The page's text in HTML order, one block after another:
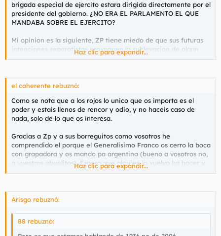
brigada especial de ejercito estara dirigida directamente por el
presidente del gobierno. ¿NO ERA EL PARLAMENTO EL QUE
MANDABA SOBRE EL EJERCITO?
Mi opinion es la siguiente, ZP tiene miedo de que sus futuras
intenciones separatistas provoquen la sublevacion de algun
militar y para evitarlo esta tomando posiciones y dominar el
La persecucion hacia la derecha se recrudece, el bolchevismo
tendremos que huir o luchar.
Mientras tanto el Rey duerme tranquilamente.
Haz clic para expandir...
el coherente rebuznó:
Como se nota que a los rojos lo unico que os importa es el
poder y estais llenos de rencor y odio, y no haceis caso de
nada, solo de lo que os interesa.
Gracias a Zp y a sus borreguitos como vosotros he
comprendido el porque el Generalisimo Franco os cerro la boca
con grapadora y os mando pa argentina (bueno a vosotros no,
a vuestros abuelitos). Espero que alguien lo vuelva ha hacer y
pronto.
Haz clic para expandir...
Arisgo rebuznó:
88 rebuznó: